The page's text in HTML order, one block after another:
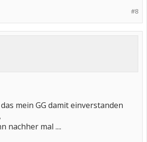
#8
mein GG damit einverstanden
nachher mal ....